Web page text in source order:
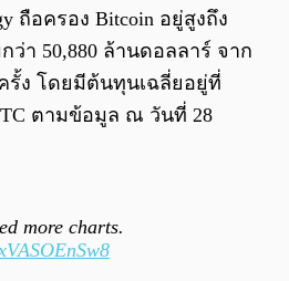
ถือครอง Bitcoin อยู่สูงถึง
ว่า 50,880 ล้านดอลลาร์ จาก
รั้ง โดยมีต้นทุนเฉลี่ยอยู่ที่
ตามข้อมูล ณ วันที่ 28
more charts.